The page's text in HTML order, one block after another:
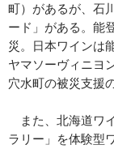
町）があるが、石
ード」がある。能
災。日本ワインは
ヤマソーヴィニヨ
穴水町の被災支援
また、北海道ワ
ラリー」を体験型